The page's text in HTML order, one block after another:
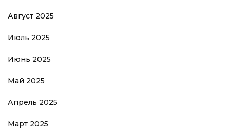
Август 2025
Июль 2025
Июнь 2025
Май 2025
Апрель 2025
Март 2025